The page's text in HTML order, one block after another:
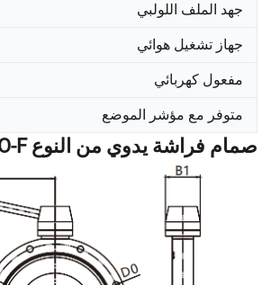
جهد الملف اللولبي
جهاز تشغيل هوائي
مفعول كهربائي
متوفر مع مؤشر الموضع
صمام فراشة يدوي من النوع ISO-F